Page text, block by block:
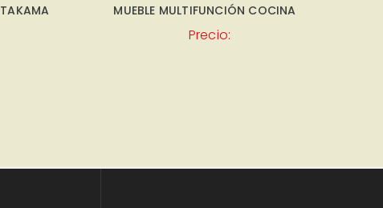
MUEBLE MULTIFUNCIÓN COCINA
Precio: